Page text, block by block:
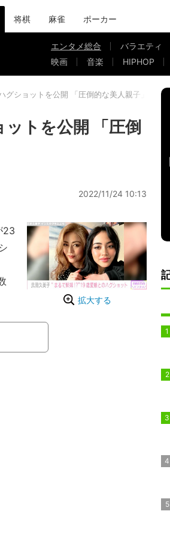
将棋 麻雀 ポーカー
エンタメ総合 バラエティ
映画
音楽 HIPHOP
グショットを公開 「圧倒的な美人親子」と話題
トを公開 「圧倒
2022/11/24 10:13
拡大する
23